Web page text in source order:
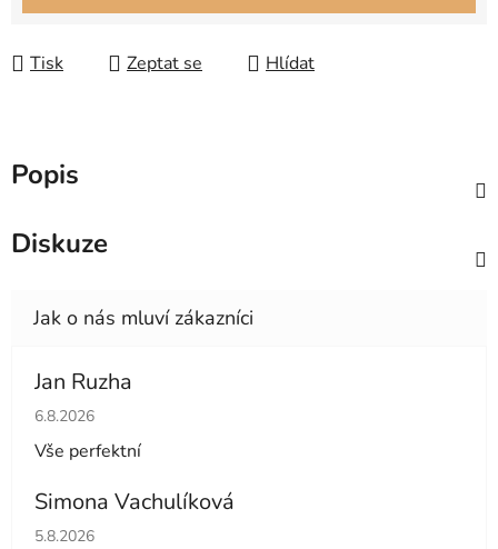
Tisk Zeptat se Hlídat
Popis
Diskuze
Jan Ruzha
Hodnocení obchodu je 5 z 5 hvězdiček.
6.8.2026
Vše perfektní
Simona Vachulíková
Hodnocení obchodu je 5 z 5 hvězdiček.
5.8.2026